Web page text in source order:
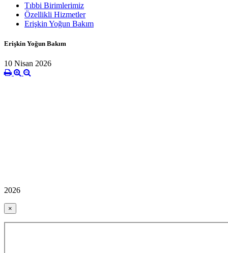
Tıbbi Birimlerimiz
Özellikli Hizmetler
Erişkin Yoğun Bakım
Erişkin Yoğun Bakım
10 Nisan 2026
2026
×